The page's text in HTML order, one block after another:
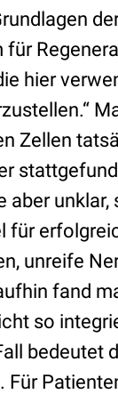
für
hier
Zellen
aber unklar,
für
unreife
fand
so
bedeutet
Für